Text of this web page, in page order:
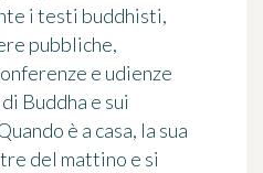
i testi buddhisti,
pubbliche,
e udienze
Buddha e sui
è a casa, la sua
del mattino e si